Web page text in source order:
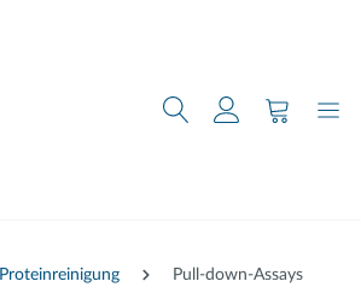
Proteinreinigung Pull-down-Assays